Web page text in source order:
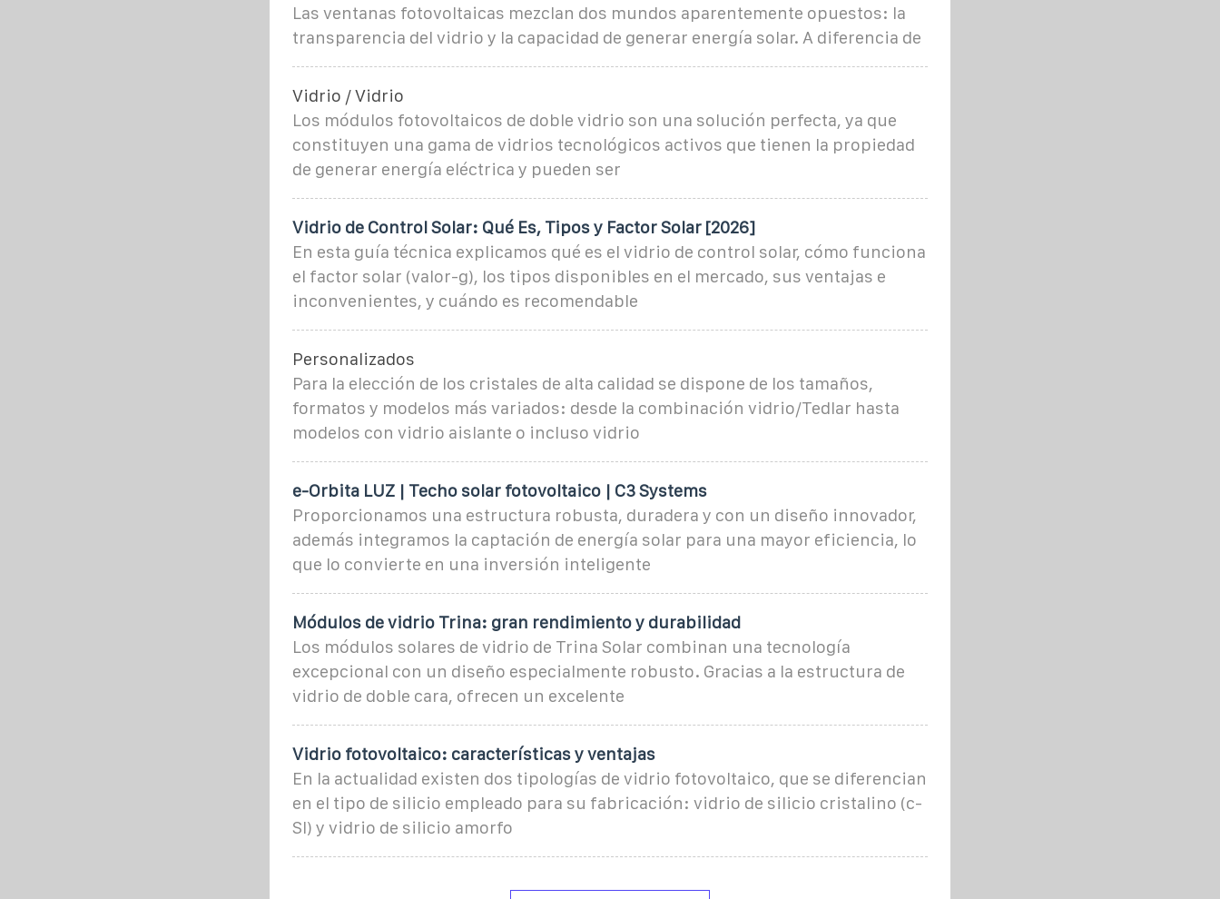
Las ventanas fotovoltaicas mezclan dos mundos aparentemente opuestos: la
transparencia del vidrio y la capacidad de generar energía solar. A diferencia de
Vidrio / Vidrio
Los módulos fotovoltaicos de doble vidrio son una solución perfecta, ya que
constituyen una gama de vidrios tecnológicos activos que tienen la propiedad
de generar energía eléctrica y pueden ser
Vidrio de Control Solar: Qué Es, Tipos y Factor Solar [2026]
En esta guía técnica explicamos qué es el vidrio de control solar, cómo funciona
el factor solar (valor-g), los tipos disponibles en el mercado, sus ventajas e
inconvenientes, y cuándo es recomendable
Personalizados
Para la elección de los cristales de alta calidad se dispone de los tamaños,
formatos y modelos más variados: desde la combinación vidrio/Tedlar hasta
modelos con vidrio aislante o incluso vidrio
e-Orbita LUZ | Techo solar fotovoltaico | C3 Systems
Proporcionamos una estructura robusta, duradera y con un diseño innovador,
además integramos la captación de energía solar para una mayor eficiencia, lo
que lo convierte en una inversión inteligente
Módulos de vidrio Trina: gran rendimiento y durabilidad
Los módulos solares de vidrio de Trina Solar combinan una tecnología
excepcional con un diseño especialmente robusto. Gracias a la estructura de
vidrio de doble cara, ofrecen un excelente
Vidrio fotovoltaico: características y ventajas
En la actualidad existen dos tipologías de vidrio fotovoltaico, que se diferencian
en el tipo de silicio empleado para su fabricación: vidrio de silicio cristalino (c-
SI) y vidrio de silicio amorfo